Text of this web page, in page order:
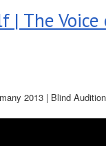
| The
2013 | Blind Audition